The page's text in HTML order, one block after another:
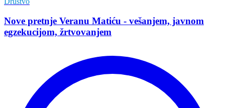
Nove pretnje Veranu Matiću - vešanjem, javnom
egzekucijom, žrtvovanjem